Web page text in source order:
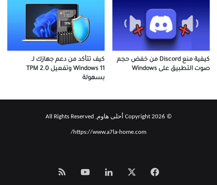
كيفية منع Discord من خفض حجم
صوت التطبيق على Windows
كيف تتأكد من دعم جهازك لـ
Windows 11 وتفعيل TPM 2.0
بسهولة
© Copyright 2026 أحلى هاوم, All Rights Reserved
https://www.a7la-home.com/
فيسبوك لينكدإن‫YouTube
Smart